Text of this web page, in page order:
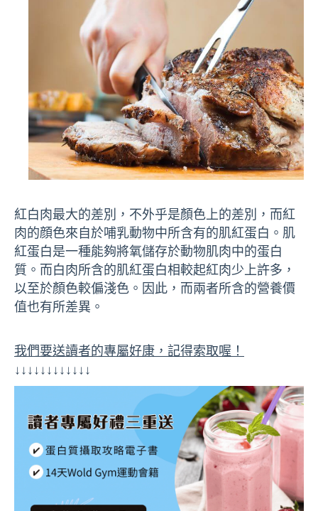
紅白肉最大的差別，不外乎是顏色上的差別，而紅
肉的顔色來自於哺乳動物中所含有的肌紅蛋白。肌
紅蛋白是一種能夠將氧儲存於動物肌肉中的蛋白
質。而白肉所含的肌紅蛋白相較起紅肉少上許多，
以至於顏色較偏淺色。因此，而兩者所含的營養價
值也有所差異。
我們要送讀者的專屬好康，記得索取喔！
↓↓↓↓↓↓↓↓↓↓↓↓